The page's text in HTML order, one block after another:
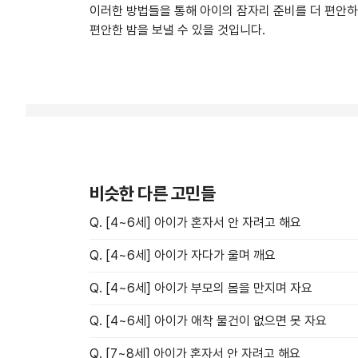
이러한 방법들을 통해 아이의 잠자리 준비를 더 편안
편안한 밤을 보낼 수 있을 것입니다.
비슷한 다른 고민들
Q. [4~6세] 아이가 혼자서 안 자려고 해요
Q. [4~6세] 아이가 자다가 울며 깨요
Q. [4~6세] 아이가 부모의 몸을 만지며 자요
Q. [4~6세] 아이가 애착 물건이 없으면 못 자요
Q. [7~8세] 아이가 혼자서 안 자려고 해요